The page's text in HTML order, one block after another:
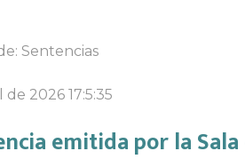
Sentencias
2026 17:5:35
emitida por la